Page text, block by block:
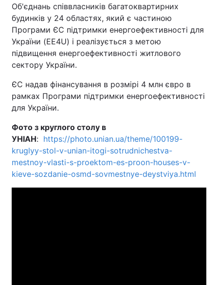
Об'єднань співвласників багатоквартирних
будинків у 24 областях, який є частиною
Програми ЄС підтримки енергоефективності для
України (EE4U) і реалізується з метою
підвищення енергоефективності житлового
сектору України.
ЄС надав фінансування в розмірі 4 млн євро в
рамках Програми підтримки енергоефективності
для України.
Фото з круглого столу в
УНІАН: https://photo.unian.ua/theme/100199-
kruglyy-stol-v-unian-itogi-sotrudnichestva-
mestnoy-vlasti-s-proektom-es-proon-houses-v-
kieve-sozdanie-osmd-sovmestnye-deystviya.html